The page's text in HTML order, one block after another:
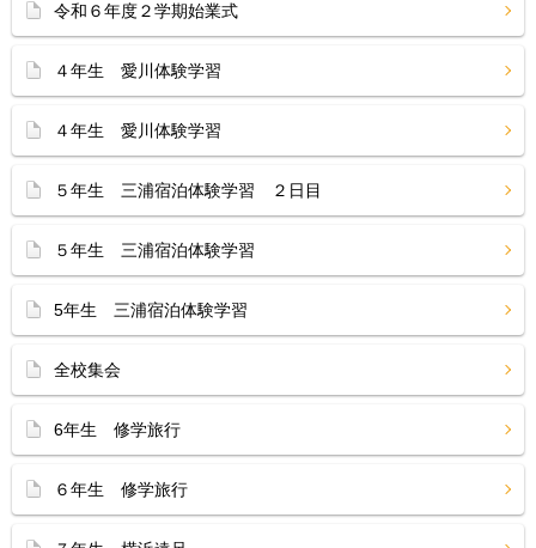
令和６年度２学期始業式
４年生 愛川体験学習
４年生 愛川体験学習
５年生 三浦宿泊体験学習 ２日目
５年生 三浦宿泊体験学習
5年生 三浦宿泊体験学習
全校集会
6年生 修学旅行
６年生 修学旅行